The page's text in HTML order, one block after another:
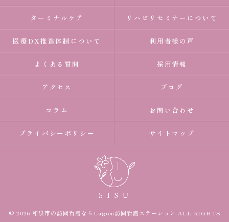
ターミナルケア リハビリセミナーについて
医療DX推進体制について 利用者様の声
よくある質問 採用情報
アクセス ブログ
コラム お問い合わせ
プライバシーポリシー サイトマップ
© 2026 和泉市の訪問看護ならLagom訪問看護ステーション ALL RIGHTS